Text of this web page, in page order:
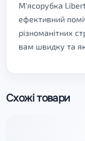
М'ясорубка
ефективний
різноманітних
вам швидку та
Схожі товари